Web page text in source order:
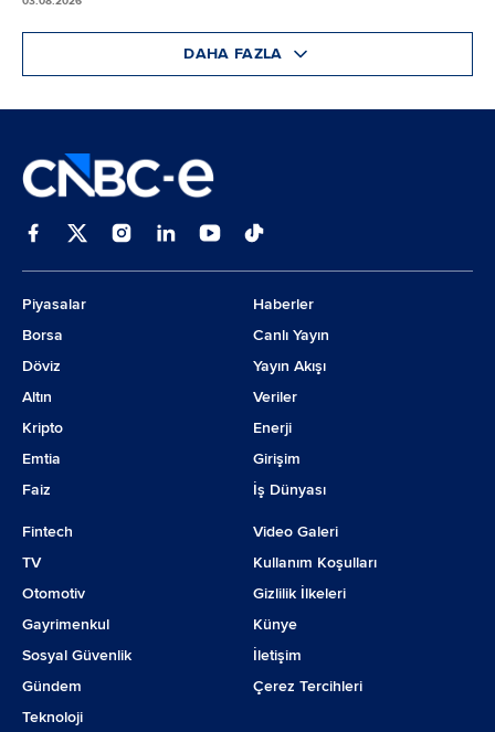
DAHA FAZLA
Piyasalar
Borsa
Döviz
Altın
Kripto
Emtia
Faiz
Haberler
Canlı Yayın
Yayın Akışı
Veriler
Enerji
Girişim
İş Dünyası
Fintech
TV
Otomotiv
Gayrimenkul
Sosyal Güvenlik
Gündem
Teknoloji
Video Galeri
Kullanım Koşulları
Gizlilik İlkeleri
Künye
İletişim
Çerez Tercihleri